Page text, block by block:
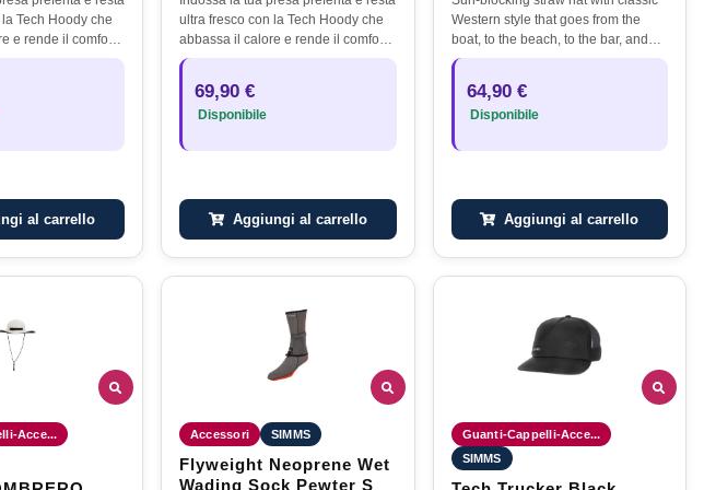
Tech Hoody che
e rende il comfort
di tessuto che
al carrello
ultra fresco con la Tech Hoody che
abbassa il calore e rende il comfort
con una formula di tessuto che
e blocca il sole.Un…
69,90 €
Disponibile
Aggiungi al carrello
Western style that goes from the
boat, to the beach, to the bar, and
beyond.
64,90 €
Disponibile
Aggiungi al carrello
Acce...
Accessori SIMMS
Flyweight Neoprene Wet
Wading Sock Pewter S
Guanti-Cappelli-Acce...
SIMMS